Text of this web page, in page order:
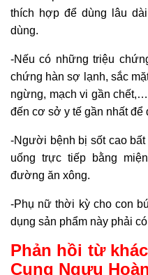
thích hợp để dùng lâu
dùng.
-Nếu có những triệu
chứng hàn sợ lạnh, sắc
ngừng, mạch vi gần
đến cơ sở y tế gần nhất để
-Người bệnh bị sốt cao
uống trực tiếp bằng
đường ăn xông.
-Phụ nữ thời kỳ cho con
dụng sản phẩm này phải
Phản hồi từ
Cung Ngưu